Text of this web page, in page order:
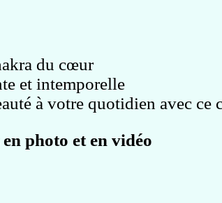
du cœur
et intemporelle
à votre quotidien avec ce
photo et en vidéo